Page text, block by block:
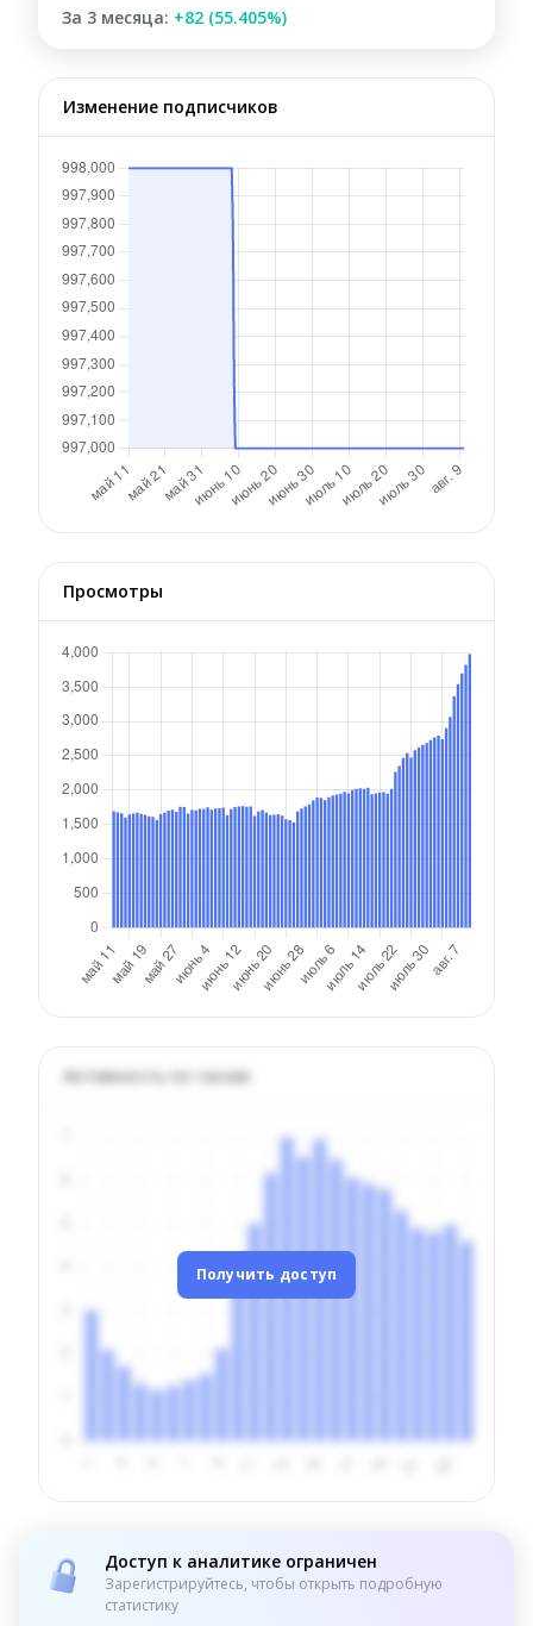
За 3 месяца: +82 (55.405%)
Изменение подписчиков
Просмотры
Активность по часам
Получить доступ
Доступ к аналитике ограничен
Зарегистрируйтесь, чтобы открыть подробную
статистику